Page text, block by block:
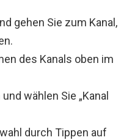
gehen Sie zum Kanal,
des Kanals oben im
wählen Sie „Kanal
durch Tippen auf